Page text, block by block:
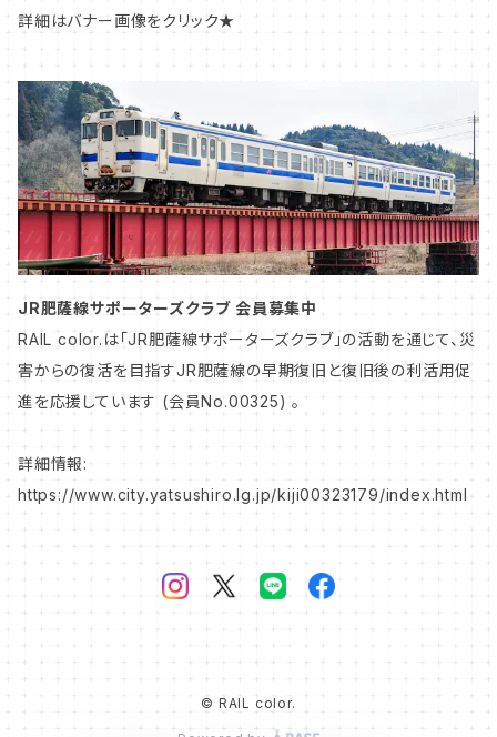
鉄道模型グッズ
九州
東海道本線／東海道新幹線
山陽本線／山陽新幹線
中央本線
上越線
総武本線
詳細はバナー画像をクリック★
JR肥薩線サポーターズクラブ 会員募集中
RAIL color.は「JR肥薩線サポーターズクラブ」の活動を通じて、災
害からの復活を目指すJR肥薩線の早期復旧と復旧後の利活用促
進を応援しています (会員No.00325) 。
詳細情報:
https://www.city.yatsushiro.lg.jp/kiji00323179/index.html
© RAIL color.